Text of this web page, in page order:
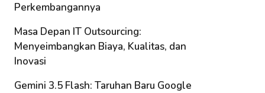
Perkembangannya
Masa Depan IT Outsourcing:
Menyeimbangkan Biaya, Kualitas, dan
Inovasi
Gemini 3.5 Flash: Taruhan Baru Google